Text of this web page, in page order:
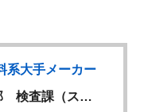
系大手メーカー
検査課（ス…